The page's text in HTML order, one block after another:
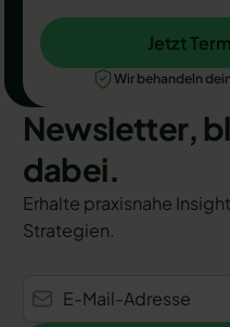
Jetzt Termin auswählen
Jetzt
Wir behandeln
Newsletter,
dabei.
Erhalte praxisnahe
Strategien.